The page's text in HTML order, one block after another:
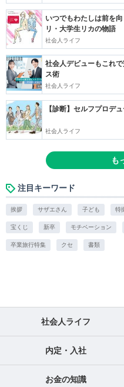
いつでもわたしは前を
リ・大学生リカの物語
社会人ライフ
社会人デビューもこれ
ス術
社会人ライフ
【診断】セルフプロデ
社会人ライフ
も
注目キーワード
挨拶 サザエさん 子ども 特
宝くじ 新卒 モチベーション
卒業旅行特集 クセ 書類
社会人ライフ
内定・入社
お金の知識